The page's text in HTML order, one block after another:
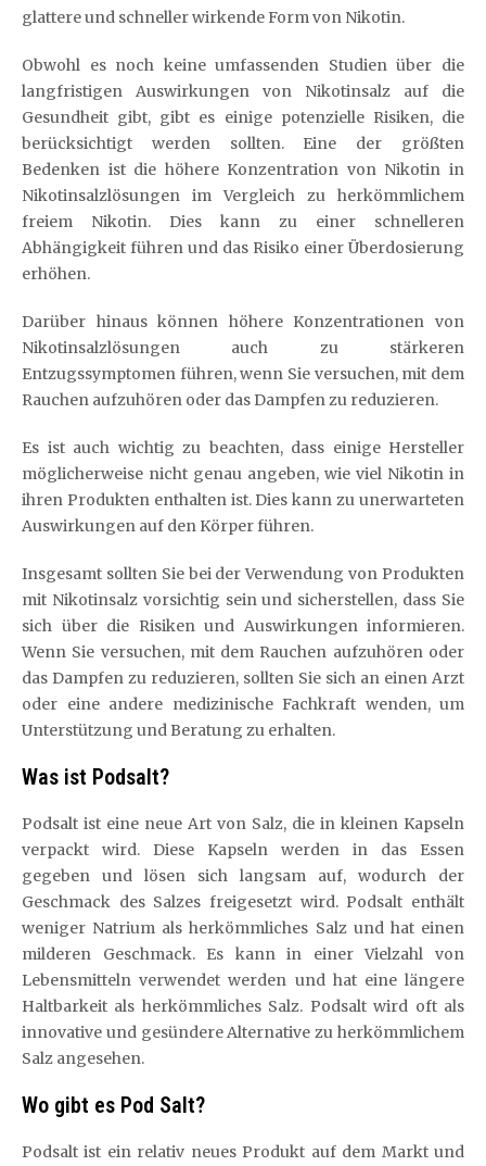
glattere und schneller wirkende Form von Nikotin.
Obwohl es noch keine umfassenden Studien über die
langfristigen Auswirkungen von Nikotinsalz auf die
Gesundheit gibt, gibt es einige potenzielle Risiken, die
berücksichtigt werden sollten. Eine der größten
Bedenken ist die höhere Konzentration von Nikotin in
Nikotinsalzlösungen im Vergleich zu herkömmlichem
freiem Nikotin. Dies kann zu einer schnelleren
Abhängigkeit führen und das Risiko einer Überdosierung
erhöhen.
Darüber hinaus können höhere Konzentrationen von
Nikotinsalzlösungen auch zu stärkeren
Entzugssymptomen führen, wenn Sie versuchen, mit dem
Rauchen aufzuhören oder das Dampfen zu reduzieren.
Es ist auch wichtig zu beachten, dass einige Hersteller
möglicherweise nicht genau angeben, wie viel Nikotin in
ihren Produkten enthalten ist. Dies kann zu unerwarteten
Auswirkungen auf den Körper führen.
Insgesamt sollten Sie bei der Verwendung von Produkten
mit Nikotinsalz vorsichtig sein und sicherstellen, dass Sie
sich über die Risiken und Auswirkungen informieren.
Wenn Sie versuchen, mit dem Rauchen aufzuhören oder
das Dampfen zu reduzieren, sollten Sie sich an einen Arzt
oder eine andere medizinische Fachkraft wenden, um
Unterstützung und Beratung zu erhalten.
Was ist Podsalt?
Podsalt ist eine neue Art von Salz, die in kleinen Kapseln
verpackt wird. Diese Kapseln werden in das Essen
gegeben und lösen sich langsam auf, wodurch der
Geschmack des Salzes freigesetzt wird. Podsalt enthält
weniger Natrium als herkömmliches Salz und hat einen
milderen Geschmack. Es kann in einer Vielzahl von
Lebensmitteln verwendet werden und hat eine längere
Haltbarkeit als herkömmliches Salz. Podsalt wird oft als
innovative und gesündere Alternative zu herkömmlichem
Salz angesehen.
Wo gibt es Pod Salt?
Podsalt ist ein relativ neues Produkt auf dem Markt und